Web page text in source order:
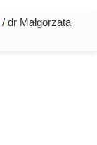
/ dr Małgorzata